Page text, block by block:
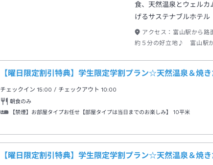
食、天然温泉とウェルカ
げるサステナブルホテル
アクセス： 富山駅から路
約５分の好立地♪ 富山駅か
【曜日限定割引特典】学生限定学割プラン☆天然温泉＆焼
チェックイン15:00 / チェックアウト 10:00
朝食のみ
【禁煙】お部屋タイプお任せ【部屋タイプは当日までのお楽しみ】
10平米
【曜日限定割引特典】学生限定学割プラン☆天然温泉＆焼